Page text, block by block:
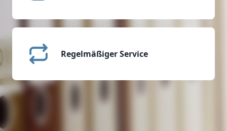
Regelmäßiger Service